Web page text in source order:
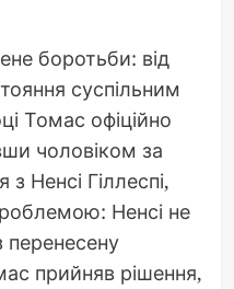
боротьби: від
суспільним
Томас офіційно
чоловіком за
Ненсі Гіллеспі,
Ненсі не
перенесену
прийняв рішення,